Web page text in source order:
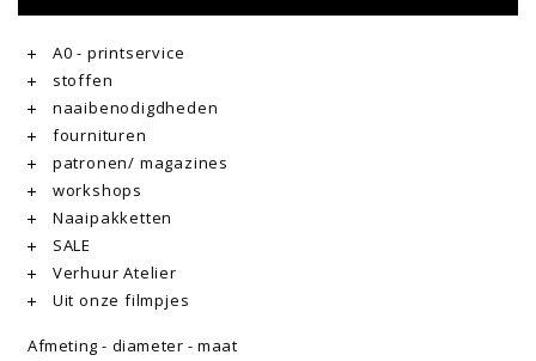
A0 - printservice
stoffen
naaibenodigdheden
fournituren
patronen/ magazines
workshops
Naaipakketten
SALE
Verhuur Atelier
Uit onze filmpjes
Afmeting - diameter - maat